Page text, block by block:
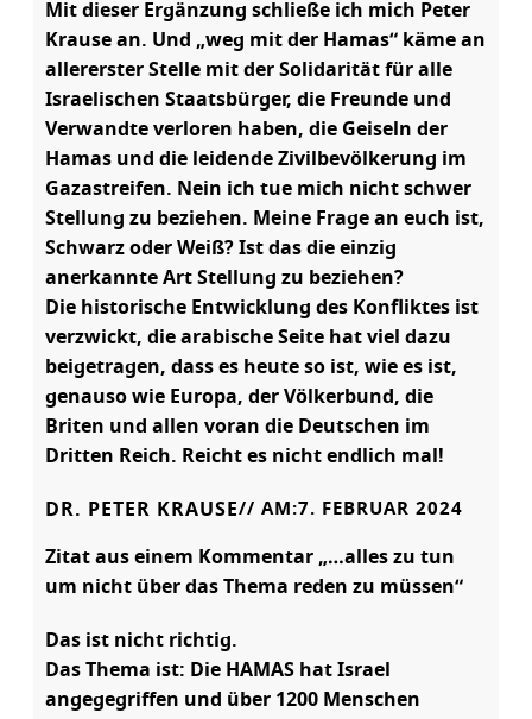
Mit dieser Ergänzung schließe ich mich Peter
Krause an. Und „weg mit der Hamas“ käme an
allererster Stelle mit der Solidarität für alle
Israelischen Staatsbürger, die Freunde und
Verwandte verloren haben, die Geiseln der
Hamas und die leidende Zivilbevölkerung im
Gazastreifen. Nein ich tue mich nicht schwer
Stellung zu beziehen. Meine Frage an euch ist,
Schwarz oder Weiß? Ist das die einzig
anerkannte Art Stellung zu beziehen?
Die historische Entwicklung des Konfliktes ist
verzwickt, die arabische Seite hat viel dazu
beigetragen, dass es heute so ist, wie es ist,
genauso wie Europa, der Völkerbund, die
Briten und allen voran die Deutschen im
Dritten Reich. Reicht es nicht endlich mal!
DR. PETER KRAUSE// AM:7. FEBRUAR 2024
Zitat aus einem Kommentar „…alles zu tun
um nicht über das Thema reden zu müssen“
Das ist nicht richtig.
Das Thema ist: Die HAMAS hat Israel
angegegriffen und über 1200 Menschen